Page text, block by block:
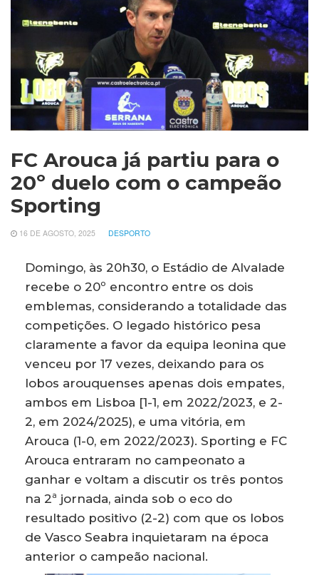
FC Arouca já partiu para o
20º duelo com o campeão
Sporting
16 DE AGOSTO, 2025 DESPORTO
Domingo, às 20h30, o Estádio de Alvalade
recebe o 20º encontro entre os dois
emblemas, considerando a totalidade das
competições. O legado histórico pesa
claramente a favor da equipa leonina que
venceu por 17 vezes, deixando para os
lobos arouquenses apenas dois empates,
ambos em Lisboa [1-1, em 2022/2023, e 2-
2, em 2024/2025), e uma vitória, em
Arouca (1-0, em 2022/2023). Sporting e FC
Arouca entraram no campeonato a
ganhar e voltam a discutir os três pontos
na 2ª jornada, ainda sob o eco do
resultado positivo (2-2) com que os lobos
de Vasco Seabra inquietaram na época
anterior o campeão nacional.